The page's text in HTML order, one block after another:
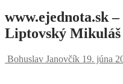
www.ejednota.sk
Liptovský Mikuláš
Bohuslav Janovčík 19. júna